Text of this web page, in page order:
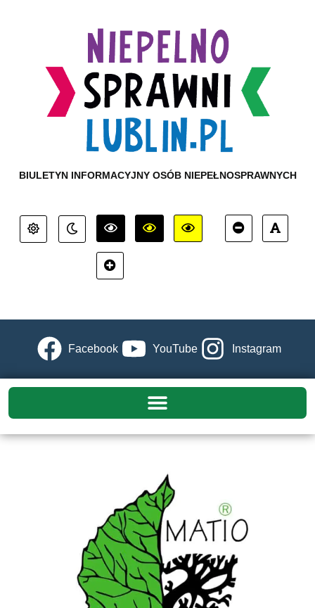
BIULETYN INFORMACYJNY OSÓB NIEPEŁNOSPRAWNYCH
Facebook YouTube Instagram